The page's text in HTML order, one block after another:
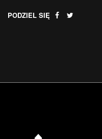
PODZIEL SIĘ